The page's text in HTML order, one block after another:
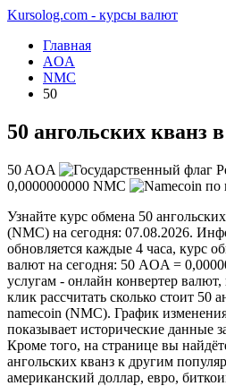
Kursolog.com - курсы валют
Главная
AOA
NMC
50
50 ангольских кванз
50 AOA
0,0000000000 NMC по
Узнайте курс обмена 50
(NMC) на сегодня: 07.08.2026.
обновляется каждые 4 часа, курс
валют на сегодня: 50 AOA =
услугам - онлайн конвертер
клик рассчитать сколько стоит 50
namecoin (NMC). График
показывает исторические данные
Кроме того, на странице вы
ангольских кванз к другим
американский доллар, евро,